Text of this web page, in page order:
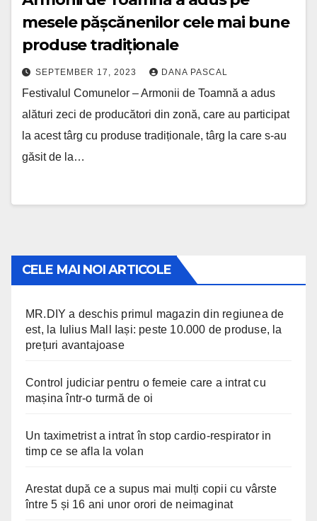
mesele pășcănenilor cele mai bune
produse tradiționale
SEPTEMBER 17, 2023 DANA PASCAL
Festivalul Comunelor – Armonii de Toamnă a adus
alături zeci de producători din zonă, care au participat
la acest târg cu produse tradiționale, târg la care s-au
găsit de la…
CELE MAI NOI ARTICOLE
MR.DIY a deschis primul magazin din regiunea de
est, la Iulius Mall Iași: peste 10.000 de produse, la
prețuri avantajoase
Control judiciar pentru o femeie care a intrat cu
mașina într-o turmă de oi
Un taximetrist a intrat în stop cardio-respirator in
timp ce se afla la volan
Arestat după ce a supus mai mulți copii cu vârste
între 5 și 16 ani unor orori de neimaginat